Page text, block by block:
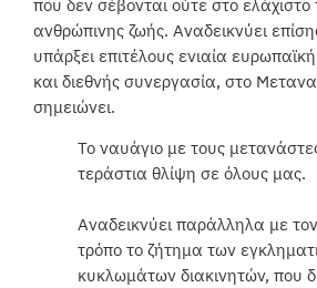
που δεν σέβονται ούτε στο ελάχιστο
ανθρώπινης ζωής. Αναδεικνύει
υπάρξει επιτέλους ενιαία
και διεθνής συνεργασία, στο
σημειώνει.
Το ναυάγιο με τους
τεράστια θλίψη σε όλους μας.
Αναδεικνύει παράλληλα με
τρόπο το ζήτημα των
κυκλωμάτων διακινητών, που